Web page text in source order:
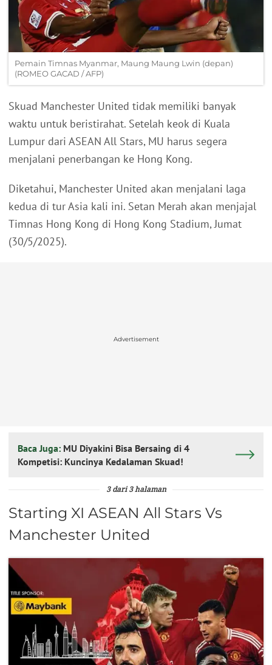
Pemain Timnas Myanmar, Maung Maung Lwin (depan)
(ROMEO GACAD / AFP)
Skuad Manchester United tidak memiliki banyak
waktu untuk beristirahat. Setelah keok di Kuala
Lumpur dari ASEAN All Stars, MU harus segera
menjalani penerbangan ke Hong Kong.
Diketahui, Manchester United akan menjalani laga
kedua di tur Asia kali ini. Setan Merah akan menjajal
Timnas Hong Kong di Hong Kong Stadium, Jumat
(30/5/2025).
Advertisement
Baca Juga: MU Diyakini Bisa Bersaing di 4
Kompetisi: Kuncinya Kedalaman Skuad!
3 dari 3 halaman
Starting XI ASEAN All Stars Vs
Manchester United